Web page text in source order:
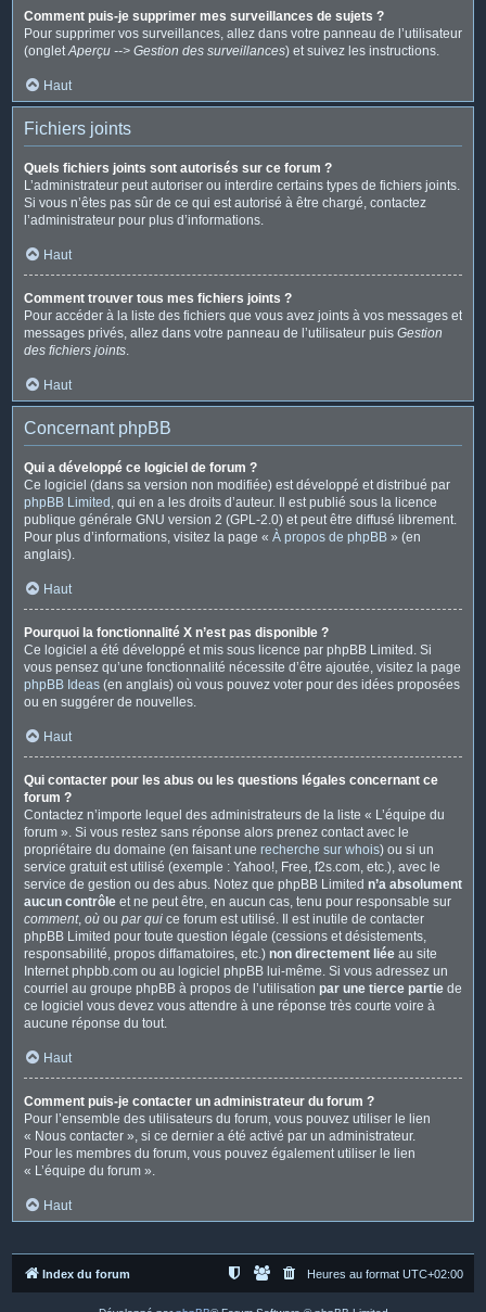
Comment puis-je supprimer mes surveillances de sujets ?
Pour supprimer vos surveillances, allez dans votre panneau de l’utilisateur
(ongletAperçu --> Gestion des surveillances) et suivez les instructions.
Haut
Fichiers joints
Quels fichiers joints sont autorisés sur ce forum ?
L’administrateur peut autoriser ou interdire certains types de fichiers joints.
Si vous n’êtes pas sûr de ce qui est autorisé à être chargé, contactez
l’administrateur pour plus d’informations.
Haut
Comment trouver tous mes fichiers joints ?
Pour accéder à la liste des fichiers que vous avez joints à vos messages et
messages privés, allez dans votre panneau de l’utilisateur puis Gestion
des fichiers joints.
Haut
Concernant phpBB
Qui a développé ce logiciel de forum ?
Ce logiciel (dans sa version non modifiée) est développé et distribué par
phpBB Limited , qui en a les droits d’auteur. Il est publié sous la licence
publique générale GNU version 2 (GPL-2.0) et peut être diffusé librement.
Pour plus d’informations, visitez la page « À propos de phpBB » (en
anglais).
Haut
Pourquoi la fonctionnalité X n’est pas disponible ?
Ce logiciel a été développé et mis sous licence par phpBB Limited. Si
vous pensez qu’une fonctionnalité nécessite d’être ajoutée, visitez la page
phpBB Ideas (en anglais) où vous pouvez voter pour des idées proposées
ou en suggérer de nouvelles.
Haut
Qui contacter pour les abus ou les questions légales concernant ce
forum ?
Contactez n’importe lequel des administrateurs de la liste « L’équipe du
forum ». Si vous restez sans réponse alors prenez contact avec le
propriétaire du domaine (en faisant une recherche sur whois) ou si un
service gratuit est utilisé (exemple : Yahoo!, Free, f2s.com, etc.), avec le
service de gestion ou des abus. Notez que phpBB Limited n’a absolument
aucun contrôle et ne peut être, en aucun cas, tenu pour responsable sur
comment, où ou par qui ce forum est utilisé. Il est inutile de contacter
phpBB Limited pour toute question légale (cessions et désistements,
responsabilité, propos diffamatoires, etc.) non directement liée au site
Internet phpbb.com ou au logiciel phpBB lui-même. Si vous adressez un
courriel au groupe phpBB à propos de l’utilisation par une tierce partie de
ce logiciel vous devez vous attendre à une réponse très courte voire à
aucune réponse du tout.
Haut
Comment puis-je contacter un administrateur du forum ?
Pour l’ensemble des utilisateurs du forum, vous pouvez utiliser le lien
« Nous contacter », si ce dernier a été activé par un administrateur.
Pour les membres du forum, vous pouvez également utiliser le lien
« L’équipe du forum ».
Haut
Index du forum Heures au format UTC+02:00